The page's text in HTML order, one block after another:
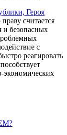
Героя
считается
безопасных
с
реагировать
экономических